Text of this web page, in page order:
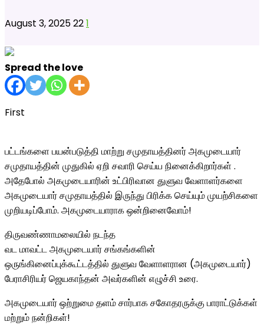
August 3, 2025221
Spread the love
First
பட்டங்களை பயன்படுத்தி மாற்று சமுதாயத்தினர் அகமுடையார்
சமுதாயத்தின் முதுகில் ஏறி சவாரி செய்ய நினைக்கிறார்கள் .
அதேபோல் அகமுடையாரின் உட்பிரிவான துளுவ வேளாளர்களை
அகமுடையார் சமுதாயத்தில் இருந்து பிரிக்க செய்யும் முயற்சிகளை
முறியடிப்போம். அகமுடையாராக ஒன்றினைவோம்!
திருவண்ணாமலையில் நடந்த
வட மாவட்ட அகமுடையார் சங்கங்களின்
ஒருங்கினைப்புக்கூட்டத்தில் துளுவ வேளாளரான (அகமுடையார்)
பேராசிரியர் ஜெயகாந்தன் அவர்களின் எழுச்சி உரை.
அகமுடையார் ஒற்றுமை தளம் சார்பாக சகோதரருக்கு பாராட்டுக்கள்
மற்றும் நன்றிகள்!